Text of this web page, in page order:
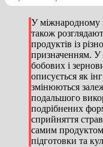
У міжнародному
також
продуктів із
призначенням. У
бобових і
описується як
змінюються
подальшого
подрібнених
сприйняття
самим
підготовки та